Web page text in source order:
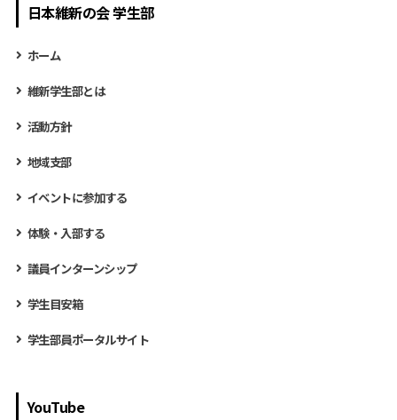
日本維新の会 学生部
ホーム
維新学生部とは
活動方針
地域支部
イベントに参加する
体験・入部する
議員インターンシップ
学生目安箱
学生部員ポータルサイト
YouTube